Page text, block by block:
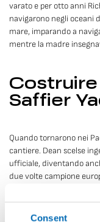
Consent
varato e per otto anni
navigarono negli oceani
mare, imparando a
mentre la madre
Costruire
Saffier
Quando tornarono nei
cantiere. Dean scelse
ufficiale, diventando
due volte campione
sul lago IJsselmeer
frattempo, Dennis